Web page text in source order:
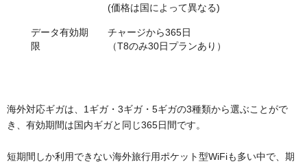
(価格は国によって異なる)
データ有効期
限
チャージから365日
（T8のみ30日プランあり）
海外対応ギガは、1ギガ・3ギガ・5ギガの3種類から選ぶことがで
き、有効期間は国内ギガと同じ365日間です。
短期間しか利用できない海外旅行用ポケット型WiFiも多い中で、期